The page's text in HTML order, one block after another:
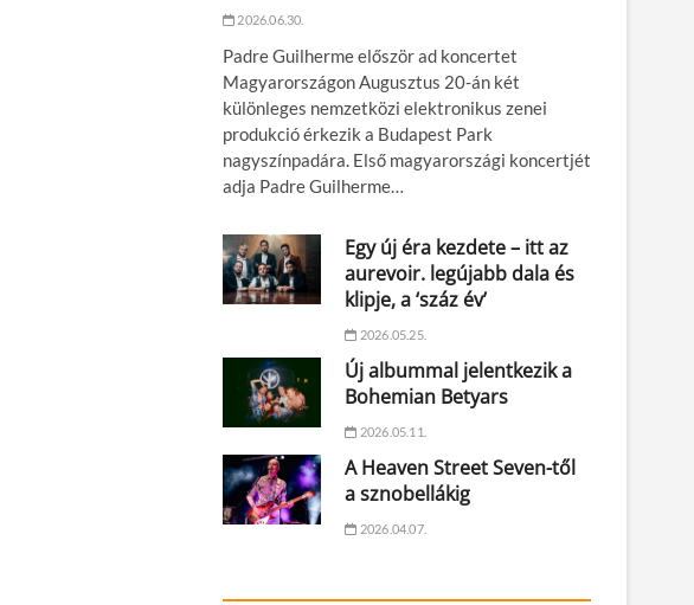
2026.06.30.
Padre Guilherme először ad koncertet
Magyarországon Augusztus 20-án két
különleges nemzetközi elektronikus zenei
produkció érkezik a Budapest Park
nagyszínpadára. Első magyarországi koncertjét
adja Padre Guilherme…
Egy új éra kezdete – itt az
aurevoir. legújabb dala és
klipje, a ‘száz év’
2026.05.25.
Új albummal jelentkezik a
Bohemian Betyars
2026.05.11.
A Heaven Street Seven-től
a sznobellákig
2026.04.07.